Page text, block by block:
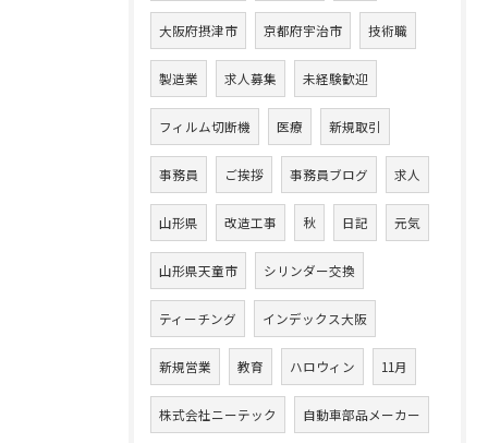
大阪府摂津市 京都府宇治市 技術職
製造業 求人募集 未経験歓迎
フィルム切断機 医療 新規取引
事務員 ご挨拶 事務員ブログ 求人
山形県 改造工事 秋 日記 元気
山形県天童市 シリンダー交換
ティーチング インデックス大阪
新規営業 教育 ハロウィン 11月
株式会社ニーテック 自動車部品メーカー